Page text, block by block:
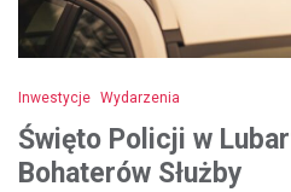
Inwestycje Wydarzenia
Święto Policji w
Bohaterów Służby